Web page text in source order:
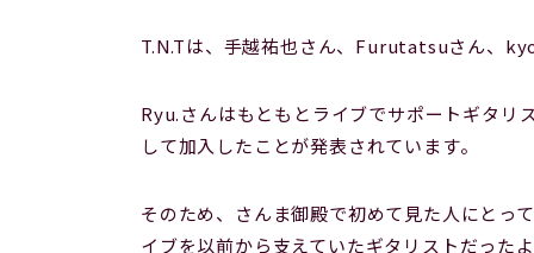
T.N.Tは、手越祐也さん、Furutatsuさん、
Ryu.さんはもともとライブでサポートギタリ
して加入したことが発表されています。
そのため、さんま御殿で初めて見た人にとっ
イブを以前から支えていたギタリストだった